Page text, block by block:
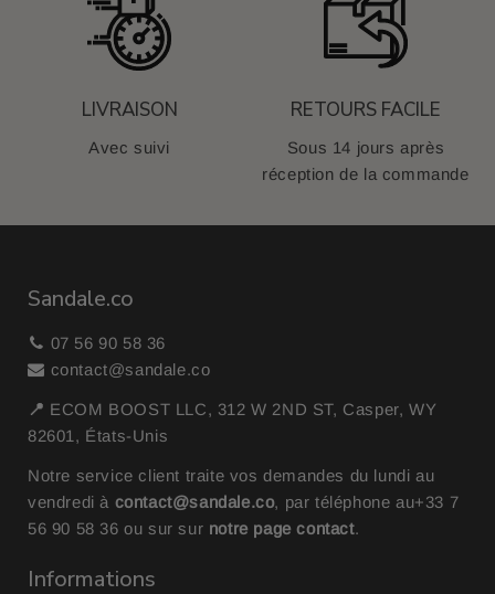
LIVRAISON
Avec suivi
RETOURS FACILE
Sous 14 jours après
réception de la commande
Sandale.co
07 56 90 58 36
contact@sandale.co
📍 ECOM BOOST LLC, 312 W 2ND ST, Casper, WY
82601, États-Unis
Notre service client traite vos demandes du lundi au
vendredi à contact@sandale.co, par téléphone au+33 7
56 90 58 36ou sur sur notre page contact.
Informations